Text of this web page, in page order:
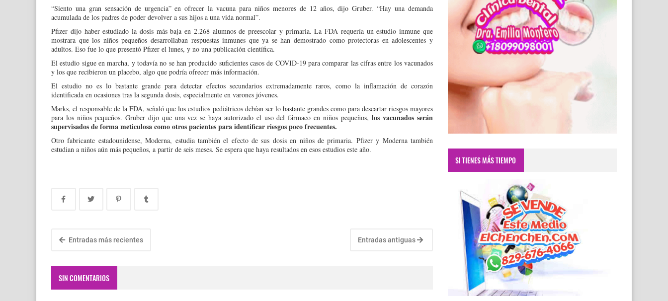
“Siento una gran sensación de urgencia” en ofrecer la vacuna para niños menores de 12 años, dijo Gruber. “Hay una demanda
acumulada de los padres de poder devolver a sus hijos a una vida normal”.
Pfizer dijo haber estudiado la dosis más baja en 2.268 alumnos de preescolar y primaria. La FDA requería un estudio inmune que
mostrara que los niños pequeños desarrollaban respuestas inmunes que ya se han demostrado como protectoras en adolescentes y
adultos. Eso fue lo que presentó Pfizer el lunes, y no una publicación científica.
El estudio sigue en marcha, y todavía no se han producido suficientes casos de COVID-19 para comparar las cifras entre los vacunados
y los que recibieron un placebo, algo que podría ofrecer más información.
El estudio no es lo bastante grande para detectar efectos secundarios extremadamente raros, como la inflamación de corazón
identificada en ocasiones tras la segunda dosis, especialmente en varones jóvenes.
Marks, el responsable de la FDA, señaló que los estudios pediátricos debían ser lo bastante grandes como para descartar riesgos mayores
para los niños pequeños. Gruber dijo que una vez se haya autorizado el uso del fármaco en niños pequeños,los vacunados serán
supervisados de forma meticulosa como otros pacientes para identificar riesgos poco frecuentes.
Otro fabricante estadounidense, Moderna, estudia también el efecto de sus dosis en niños de primaria. Pfizer y Moderna también
estudian a niños aún más pequeños, a partir de seis meses. Se espera que haya resultados en esos estudios este año.
Entradas más recientes Entradas antiguas
SIN COMENTARIOS
SI TIENES MÁS TIEMPO